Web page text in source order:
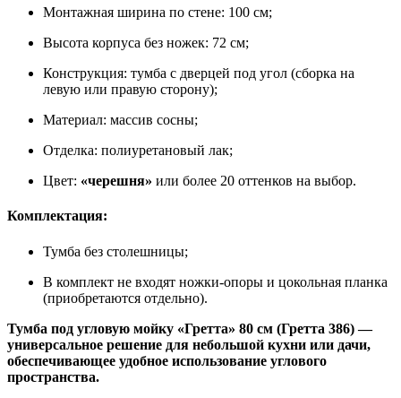
Монтажная ширина по стене: 100 см;
Высота корпуса без ножек: 72 см;
Конструкция: тумба с дверцей под угол (сборка на
левую или правую сторону);
Материал: массив сосны;
Отделка: полиуретановый лак;
Цвет: «черешня» или более 20 оттенков на выбор.
Комплектация:
Тумба без столешницы;
В комплект не входят ножки-опоры и цокольная планка
(приобретаются отдельно).
Тумба под угловую мойку «Гретта» 80 см (Гретта 386) —
универсальное решение для небольшой кухни или дачи,
обеспечивающее удобное использование углового
пространства.